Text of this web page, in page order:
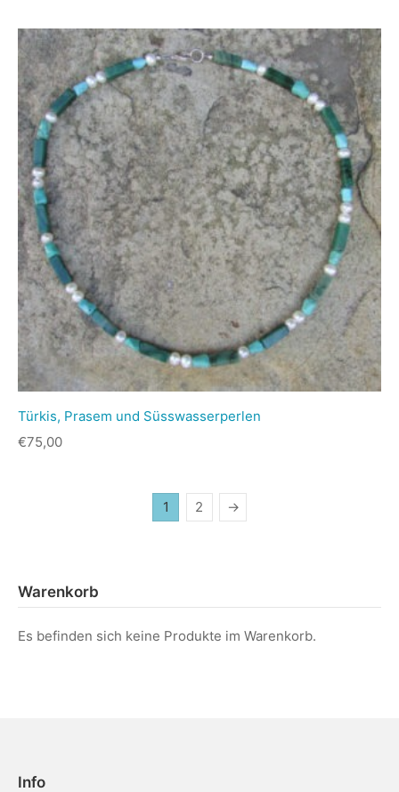
Türkis, Prasem und Süsswasserperlen
€75,00
1 2 →
Warenkorb
Es befinden sich keine Produkte im Warenkorb.
Info